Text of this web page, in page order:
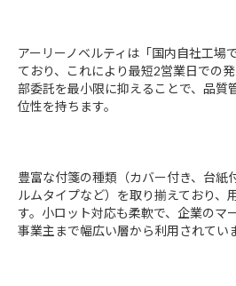
アーリーノベルティは「国内自社工場
ており、これにより最短2営業日での
部委託を最小限に抑えることで、品質
位性を持ちます。
豊富な付箋の種類（カバー付き、台紙
ルムタイプなど）を取り揃えており、
す。小ロット対応も柔軟で、企業のマ
事業主まで幅広い層から利用されてい